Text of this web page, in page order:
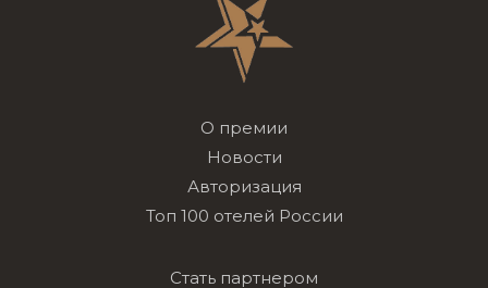
О премии
Новости
Авторизация
Топ 100 отелей России
Стать партнером